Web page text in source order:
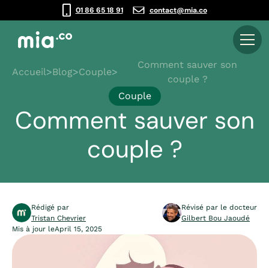
01 86 65 18 91 contact@mia.co
Accueil>Blog>Couple>
Comment sauver son
couple ?
Couple
Comment sauver son
couple ?
Rédigé par
Tristan Chevrier
Révisé par le docteur
Gilbert Bou Jaoudé
Mis à jour leApril 15, 2025